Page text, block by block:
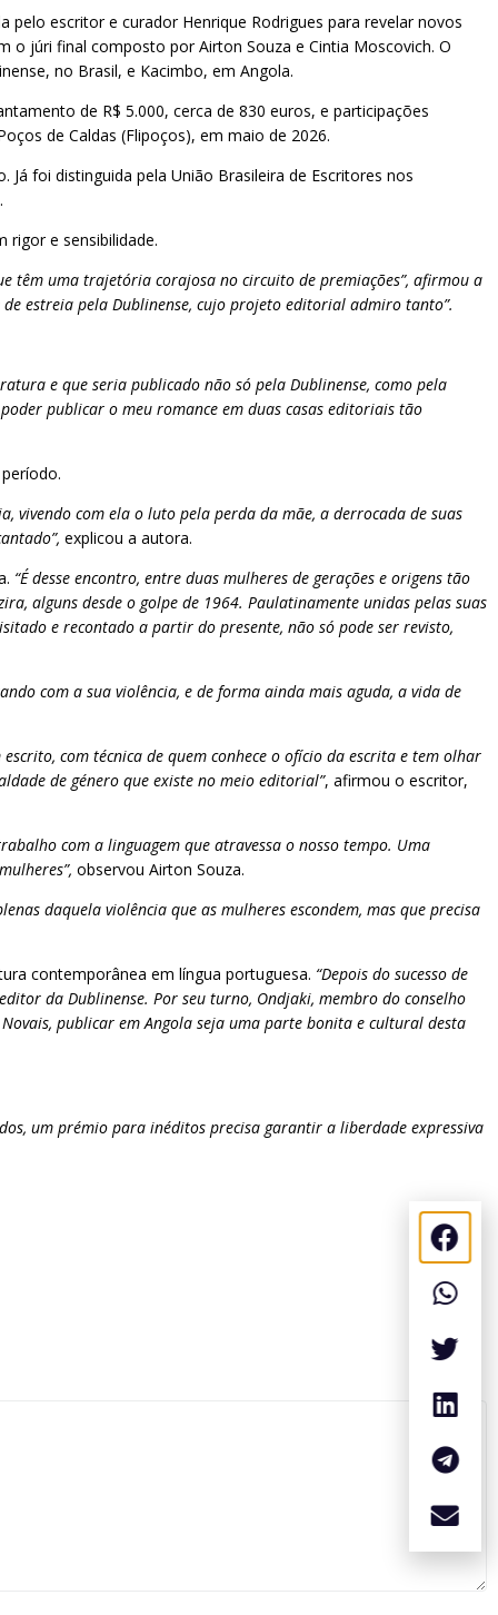
escritor e curador Henrique Rodrigues para revelar novos
o júri final composto por Airton Souza e Cintia Moscovich. O
no Brasil, e Kacimbo, em Angola.
de R$ 5.000, cerca de 830 euros, e participações
de Caldas (Flipoços), em maio de 2026.
Já foi distinguida pela União Brasileira de Escritores nos
e sensibilidade.
têm uma trajetória corajosa no circuito de premiações”, afirmou a
estreia pela Dublinense, cujo projeto editorial admiro tanto”.
e que seria publicado não só pela Dublinense, como pela
publicar o meu romance em duas casas editoriais tão
vivendo com ela o luto pela perda da mãe, a derrocada de suas
explicou a autora.
“É desse encontro, entre duas mulheres de gerações e origens tão
alguns desde o golpe de 1964. Paulatinamente unidas pelas suas
e recontado a partir do presente, não só pode ser revisto,
com a sua violência, e de forma ainda mais aguda, a vida de
com técnica de quem conhece o ofício da escrita e tem olhar
de género que existe no meio editorial”, afirmou o escritor,
com a linguagem que atravessa o nosso tempo. Uma
observou Airton Souza.
daquela violência que as mulheres escondem, mas que precisa
contemporânea em língua portuguesa. “Depois do sucesso de
da Dublinense. Por seu turno, Ondjaki, membro do conselho
publicar em Angola seja uma parte bonita e cultural desta
um prémio para inéditos precisa garantir a liberdade expressiva